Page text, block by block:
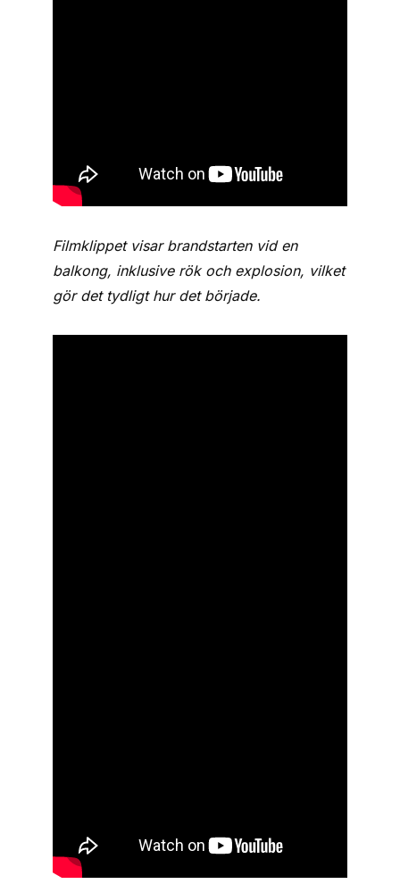
Filmklippet visar brandstarten vid en
balkong, inklusive rök och explosion, vilket
gör det tydligt hur det började.